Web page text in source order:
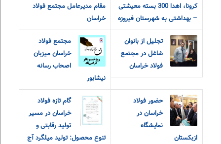
کرونا، اهدا 300 بسته معیشتی
– بهداشتی به شهرستان فیروزه
مقام مدیرعامل مجتمع فولاد
خراسان
تجلیل از بانوان
شاغل در مجتمع
فولاد خراسان
مجتمع فولاد
خراسان میزبان
اصحاب رسانه
نیشابور
حضور فولاد
خراسان در
نمایشگاه
ازبکستان
گام تازه فولاد
خراسان در مسیر
تولید رقابتی و
تنوع محصول: تولید میلگرد آج